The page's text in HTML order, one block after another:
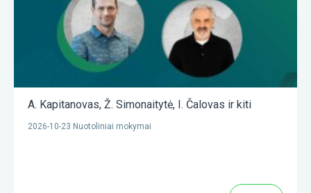
A. Kapitanovas, Ž. Simonaitytė, I. Čalovas ir kiti
2026-10-23 Nuotoliniai mokymai